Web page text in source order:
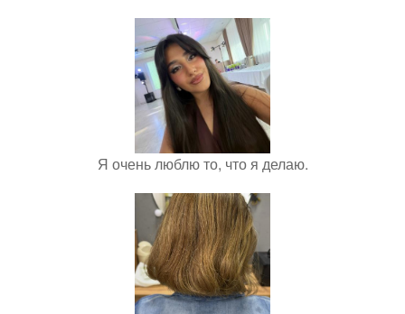
Я очень люблю то, что я делаю.